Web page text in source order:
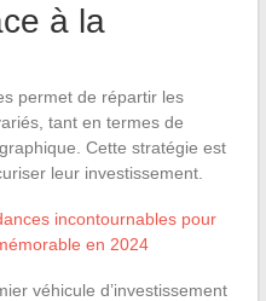
à la
permet de répartir les
tant en termes de
Cette stratégie est
leur investissement.
incontournables pour
en 2024
véhicule d’investissement